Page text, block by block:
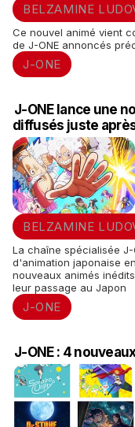
BELZAMINE
Ce nouvel animé vient
de J-ONE annoncés
J-ONE
J-ONE lance une
diffusés juste
BELZAMINE
La chaîne spécialisée
d'animation japonaise
nouveaux animés
leur passage au Japon
J-ONE
J-ONE : 4